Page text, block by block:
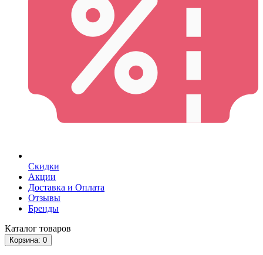
Скидки
Акции
Доставка и Оплата
Отзывы
Бренды
Каталог товаров
Корзина: 0